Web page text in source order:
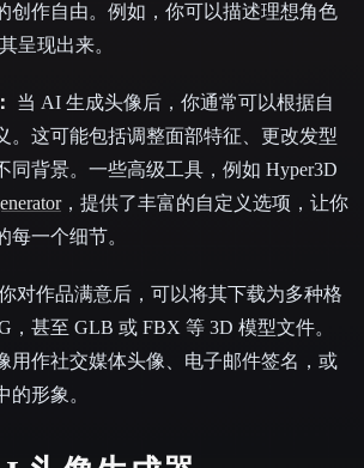
创作自由。例如，你可以描述理想角色
呈现出来。
当 AI 生成头像后，你通常可以根据自
。这可能包括调整面部特征、更改发型
同背景。一些高级工具，例如 Hyper3D
，提供了丰富的自定义选项，让你
每一个细节。
对作品满意后，可以将其下载为多种格
，甚至 GLB 或 FBX 等 3D 模型文件。
用作社交媒体头像、电子邮件签名，或
的形象。